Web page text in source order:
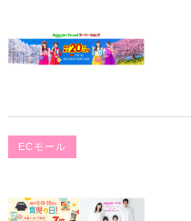
ECモール